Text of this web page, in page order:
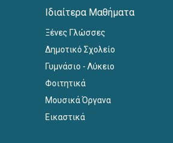
Ιδιαίτερα Μαθήματα
Ξένες Γλώσσες
Δημοτικό Σχολείο
Γυμνάσιο - Λύκειο
Φοιτητικά
Μουσικά Όργανα
Εικαστικά